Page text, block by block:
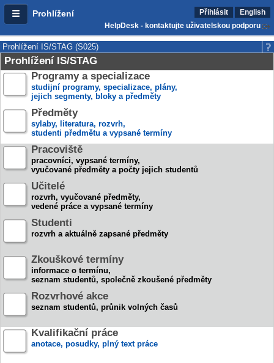
Prohlížení Přihlásit
English
HelpDesk - kontaktujte uživatelskou podporu
Prohlížení IS/STAG (S025)
Prohlížení IS/STAG
Programy a specializace
studijní programy, specializace, plány,
jejich segmenty, bloky a předměty
Předměty
sylaby, literatura, rozvrh,
studenti předmětu a vypsané termíny
Pracoviště
pracovníci, vypsané termíny,
vyučované předměty a počty jejich studentů
Učitelé
rozvrh, vyučované předměty,
vedené práce a vypsané termíny
Studenti
rozvrh a aktuálně zapsané předměty
Zkouškové termíny
informace o termínu,
seznam studentů, společně zkoušené předměty
Rozvrhové akce
seznam studentů, průnik volných časů
Kvalifikační práce
anotace, posudky, plný text práce